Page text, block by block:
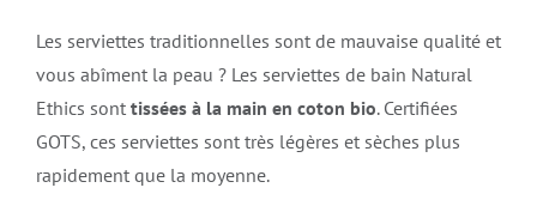
Les serviettes traditionnelles sont de mauvaise qualité et
vous abîment la peau ? Les serviettes de bain Natural
Ethics sont tissées à la main en coton bio. Certifiées
GOTS, ces serviettes sont très légères et sèches plus
rapidement que la moyenne.